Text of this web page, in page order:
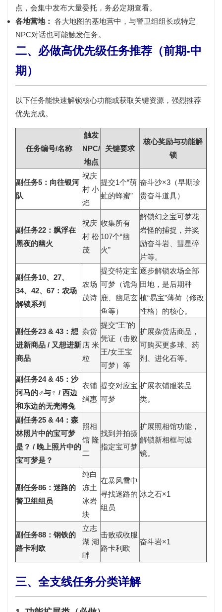
点，会集中发布大量委托，务必定期查看。
各地营地： 各大地图的基地营中，与警卫组组长或特定
NPC对话也可能触发任务。
二、必做高优先级任务推荐（前期-中
期）
以下任务能快速解锁核心功能或获取关键资源，强烈推荐
优先完成。
任务编号/名称
触发
NPC/
地点
关键要求
核心奖励与功能解
锁
副任务5：向往银河
队
祝庆
村 小
焰
提交1个“萌
虻的蜂蜜”
奋斗沙×3 （早期珍
贵奋斗道具）
副任务22：飘浮在
黑夜的幽火
祝庆
村 松
茂
收集所有
107个“幽
火”
解锁幻之宝可梦花
岩怪的捕捉，并奖
励奋斗岩、彗星碎
片等。
副任务10、27、
34、42、67：农场
解锁系列
农场
茂诗
提交特定宝
可梦（诡角
鹿、幽尾玄
鱼等）
逐步解锁农场全部
田地 ，是后期种
植“易宝”薄荷（修改
性格）的核心。
副任务23 & 43：想
进新商品 / 又想进新
商品
杂货
店 米
粒
提交“王”的
凭证（击败
王/女王宝
可梦）等
扩展杂货店商品 ，
可购买更多球、药
剂、进化石等。
副任务24 & 45：沙
河马的♂与♀ / 西边
和东边的无壳海兔
衣铺
绢惠
提交对应宝
可梦
扩展衣铺服装品
类。
副任务25 & 44：森
林照片中的宝可梦
是？ / 晚上照片中的
宝可梦是？
照相
馆 隆
二
找到并拍摄
指定宝可梦
扩展照相馆功能 ，
解锁新相框与滤
镜。
副任务86：迷路的
警卫组组员
纯白
冻土
冰岩
块
在暴风雪中
寻找迷路的
组员
冰之石×1
副任务88：钢铁的
路卡利欧
立志
湖 湖
畔
击败或收服
路卡利欧
奋斗岩×1
三、全支线任务分类详解